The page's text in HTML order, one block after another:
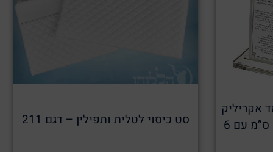
אקריליק
נוסח עדות המזרח 18X25 ס”מ עם 6
סט כיסוי לטלית ותפילין – דגם 211